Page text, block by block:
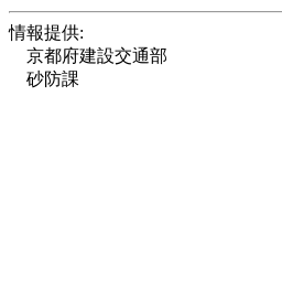
情報提供:
京都府建設交通部
砂防課